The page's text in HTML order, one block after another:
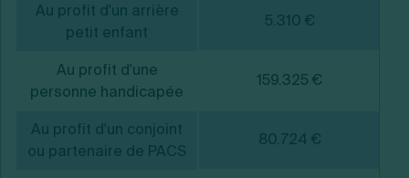
Au profit d'un arrière
petit enfant
5.310 €
Au profit d'une
personne handicapée
159.325 €
Au profit d'un conjoint
ou partenaire de PACS
80.724 €